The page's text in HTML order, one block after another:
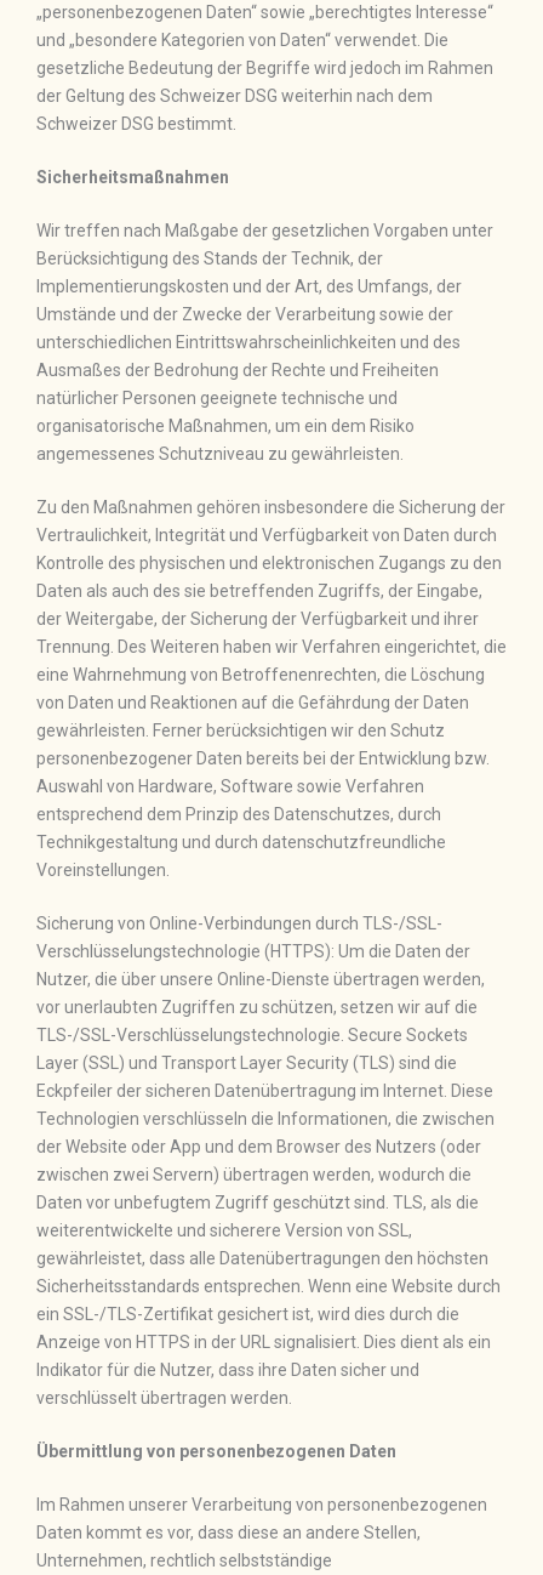
„personenbezogenen Daten“ sowie „berechtigtes Interesse“
und „besondere Kategorien von Daten“ verwendet. Die
gesetzliche Bedeutung der Begriffe wird jedoch im Rahmen
der Geltung des Schweizer DSG weiterhin nach dem
Schweizer DSG bestimmt.
Sicherheitsmaßnahmen
Wir treffen nach Maßgabe der gesetzlichen Vorgaben unter
Berücksichtigung des Stands der Technik, der
Implementierungskosten und der Art, des Umfangs, der
Umstände und der Zwecke der Verarbeitung sowie der
unterschiedlichen Eintrittswahrscheinlichkeiten und des
Ausmaßes der Bedrohung der Rechte und Freiheiten
natürlicher Personen geeignete technische und
organisatorische Maßnahmen, um ein dem Risiko
angemessenes Schutzniveau zu gewährleisten.
Zu den Maßnahmen gehören insbesondere die Sicherung der
Vertraulichkeit, Integrität und Verfügbarkeit von Daten durch
Kontrolle des physischen und elektronischen Zugangs zu den
Daten als auch des sie betreffenden Zugriffs, der Eingabe,
der Weitergabe, der Sicherung der Verfügbarkeit und ihrer
Trennung. Des Weiteren haben wir Verfahren eingerichtet, die
eine Wahrnehmung von Betroffenenrechten, die Löschung
von Daten und Reaktionen auf die Gefährdung der Daten
gewährleisten. Ferner berücksichtigen wir den Schutz
personenbezogener Daten bereits bei der Entwicklung bzw.
Auswahl von Hardware, Software sowie Verfahren
entsprechend dem Prinzip des Datenschutzes, durch
Technikgestaltung und durch datenschutzfreundliche
Voreinstellungen.
Sicherung von Online-Verbindungen durch TLS-/SSL-
Verschlüsselungstechnologie (HTTPS): Um die Daten der
Nutzer, die über unsere Online-Dienste übertragen werden,
vor unerlaubten Zugriffen zu schützen, setzen wir auf die
TLS-/SSL-Verschlüsselungstechnologie. Secure Sockets
Layer (SSL) und Transport Layer Security (TLS) sind die
Eckpfeiler der sicheren Datenübertragung im Internet. Diese
Technologien verschlüsseln die Informationen, die zwischen
der Website oder App und dem Browser des Nutzers (oder
zwischen zwei Servern) übertragen werden, wodurch die
Daten vor unbefugtem Zugriff geschützt sind. TLS, als die
weiterentwickelte und sicherere Version von SSL,
gewährleistet, dass alle Datenübertragungen den höchsten
Sicherheitsstandards entsprechen. Wenn eine Website durch
ein SSL-/TLS-Zertifikat gesichert ist, wird dies durch die
Anzeige von HTTPS in der URL signalisiert. Dies dient als ein
Indikator für die Nutzer, dass ihre Daten sicher und
verschlüsselt übertragen werden.
Übermittlung von personenbezogenen Daten
Im Rahmen unserer Verarbeitung von personenbezogenen
Daten kommt es vor, dass diese an andere Stellen,
Unternehmen, rechtlich selbstständige